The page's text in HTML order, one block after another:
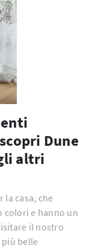
Dune
altri
la casa, che
colori e hanno un
il nostro
più belle